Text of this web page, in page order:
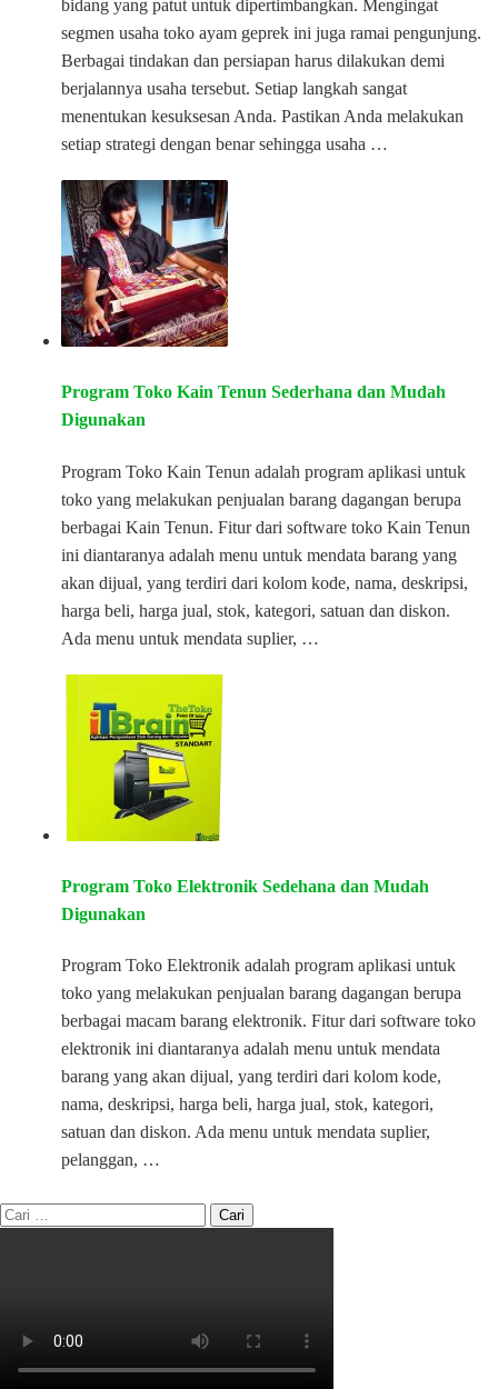
bidang yang patut untuk dipertimbangkan. Mengingat
segmen usaha toko ayam geprek ini juga ramai pengunjung.
Berbagai tindakan dan persiapan harus dilakukan demi
berjalannya usaha tersebut. Setiap langkah sangat
menentukan kesuksesan Anda. Pastikan Anda melakukan
setiap strategi dengan benar sehingga usaha …
Program Toko Kain Tenun Sederhana dan Mudah
Digunakan
Program Toko Kain Tenun adalah program aplikasi untuk
toko yang melakukan penjualan barang dagangan berupa
berbagai Kain Tenun. Fitur dari software toko Kain Tenun
ini diantaranya adalah menu untuk mendata barang yang
akan dijual, yang terdiri dari kolom kode, nama, deskripsi,
harga beli, harga jual, stok, kategori, satuan dan diskon.
Ada menu untuk mendata suplier, …
Program Toko Elektronik Sedehana dan Mudah
Digunakan
Program Toko Elektronik adalah program aplikasi untuk
toko yang melakukan penjualan barang dagangan berupa
berbagai macam barang elektronik. Fitur dari software toko
elektronik ini diantaranya adalah menu untuk mendata
barang yang akan dijual, yang terdiri dari kolom kode,
nama, deskripsi, harga beli, harga jual, stok, kategori,
satuan dan diskon. Ada menu untuk mendata suplier,
pelanggan, …